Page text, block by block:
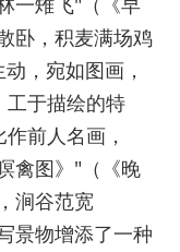
卧，积麦满场鸡
，宛如图画，
工于描绘的特
前人名画，
禽图》"（《晚
涧谷范宽
景物增添了一种